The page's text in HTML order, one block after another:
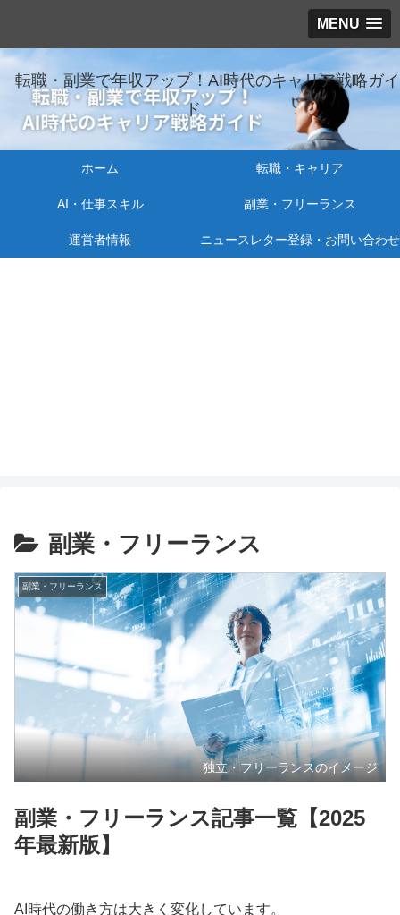
MENU
転職・副業で年収アップ！AI時代のキャリア戦略ガイ
ド
ホーム 転職・キャリア
AI・仕事スキル 副業・フリーランス
運営者情報 ニュースレター登録・お問い合わせ
副業・フリーランス
副業・フリーランス
独立・フリーランスのイメージ
副業・フリーランス記事一覧【2025
年最新版】
AI時代の働き方は大きく変化しています。